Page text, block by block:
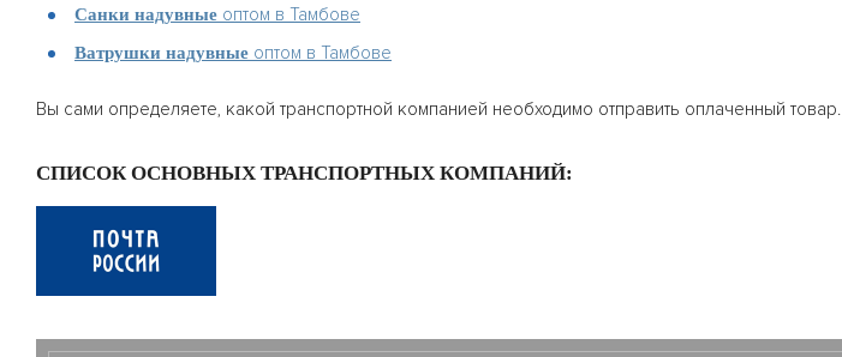
Санки надувные оптом в Тамбове
Ватрушки надувные оптом в Тамбове
Вы сами определяете, какой транспортной компанией необходимо отправить оплаченный товар.
СПИСОК ОСНОВНЫХ ТРАНСПОРТНЫХ КОМПАНИЙ: